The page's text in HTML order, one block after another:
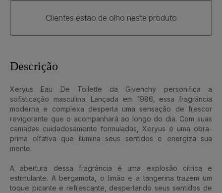
Clientes estão de olho neste produto
Descrição
Xeryus Eau De Toilette da Givenchy personifica a
sofisticação masculina. Lançada em 1986, essa fragrância
moderna e complexa desperta uma sensação de frescor
revigorante que o acompanhará ao longo do dia. Com suas
camadas cuidadosamente formuladas, Xeryus é uma obra-
prima olfativa que ilumina seus sentidos e energiza sua
mente.
A abertura dessa fragrância é uma explosão cítrica e
estimulante. A bergamota, o limão e a tangerina trazem um
toque picante e refrescante, despertando seus sentidos de